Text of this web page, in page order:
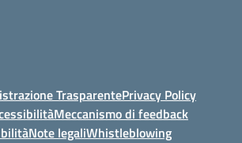
TrasparentePrivacy Policy
Meccanismo di feedback
Note legaliWhistleblowing